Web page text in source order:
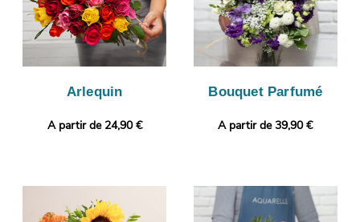
Arlequin
A partir de 24,90 €
Bouquet Parfumé
A partir de 39,90 €